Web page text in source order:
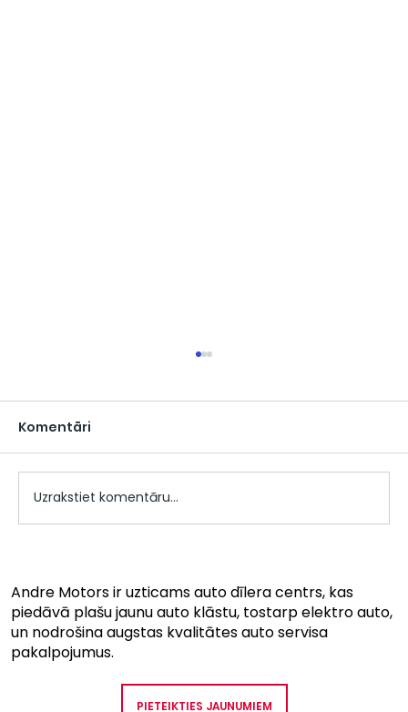
praktiskums ceļojumam.
Komentāri
Uzrakstiet komentāru...
Andre Motors ir uzticams auto dīlera centrs, kas
piedāvā plašu jaunu auto klāstu, tostarp elektro auto,
un nodrošina augstas kvalitātes auto servisa
pakalpojumus.
PIETEIKTIES JAUNUMIEM